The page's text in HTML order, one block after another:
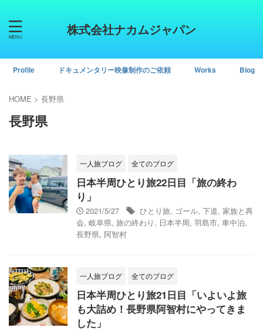
株式会社ナカムジャパン
Profile ドキュメンタリー映像制作のご依頼 Works Blog
HOME > 長野県
長野県
一人旅ブログ 全てのブログ
日本半周ひとり旅22日目「旅の終わ
り」
2021/5/27 ひとり旅, ゴール, 下道, 家族と再
会, 岐阜県, 旅の終わり , 日本半周, 羽島市, 車中泊,
長野県, 阿智村
一人旅ブログ 全てのブログ
日本半周ひとり旅21日目「いよいよ旅
も大詰め！長野県阿智村にやってきま
した」